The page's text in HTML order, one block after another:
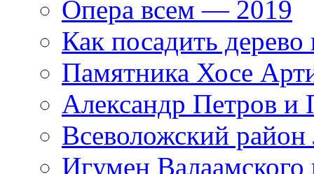
Опера всем — 2019
Как посадить дерево
Памятника Хосе
Александр Петров и
Всеволожский район
Игумен